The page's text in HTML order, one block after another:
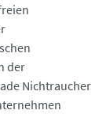
der
Nichtraucher